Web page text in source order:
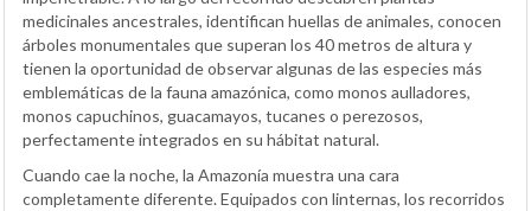
medicinales ancestrales, identifican huellas de animales, conocen
árboles monumentales que superan los 40 metros de altura y
tienen la oportunidad de observar algunas de las especies más
emblemáticas de la fauna amazónica, como monos aulladores,
monos capuchinos, guacamayos, tucanes o perezosos,
perfectamente integrados en su hábitat natural.
Cuando cae la noche, la Amazonía muestra una cara
completamente diferente. Equipados con linternas, los recorridos